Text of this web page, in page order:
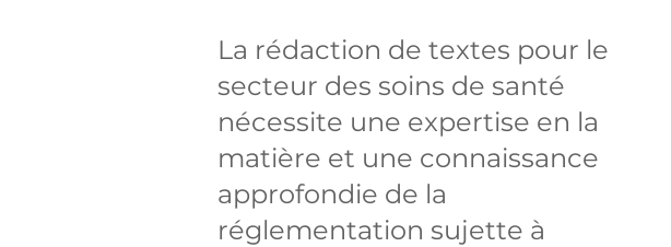
La rédaction de textes pour le
secteur des soins de santé
nécessite une expertise en la
matière et une connaissance
approfondie de la
réglementation sujette à